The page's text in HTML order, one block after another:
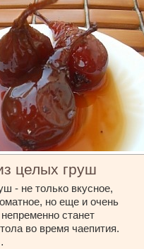
целых груш
- не только вкусное,
но еще и очень
станет
во время чаепития.